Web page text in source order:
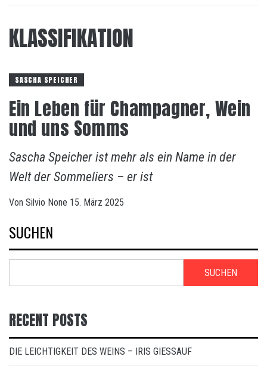
KLASSIFIKATION
SASCHA SPEICHER
Ein Leben für Champagner, Wein
und uns Somms
Sascha Speicher ist mehr als ein Name in der
Welt der Sommeliers – er ist
Von Silvio None 15. März 2025
SUCHEN
SUCHEN
RECENT POSTS
DIE LEICHTIGKEIT DES WEINS – IRIS GIESSAUF